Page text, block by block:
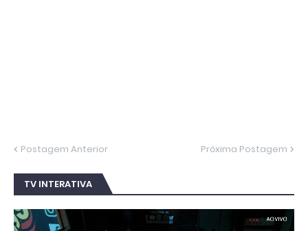
Postagem Anterior Próxima Postagem
TV INTERATIVA